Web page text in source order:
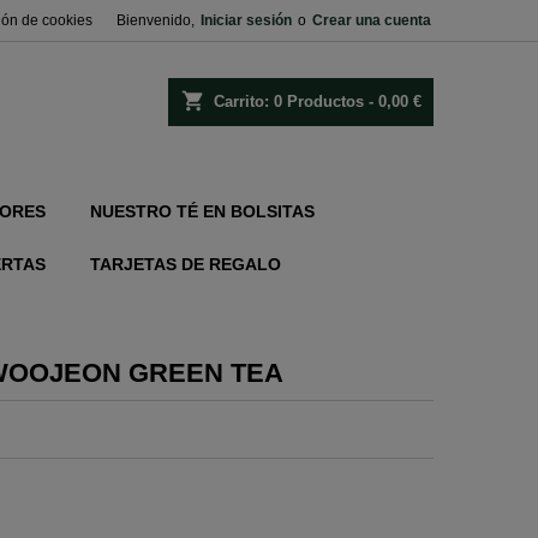
Bienvenido, Iniciar sesión o Crear una cuenta
de cookies
shopping_cart Carrito: 0 Productos - 0,00 €
NUESTRO TÉ EN BOLSITAS
TARJETAS DE REGALO
GREEN TEA